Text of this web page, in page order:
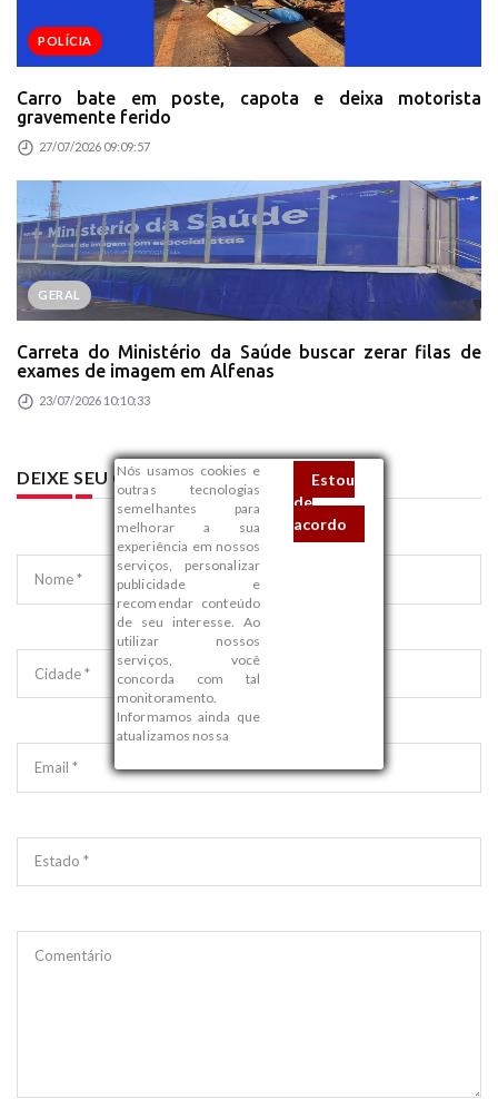
POLÍCIA
Carro bate em poste, capota e deixa motorista
gravemente ferido
27/07/2026 09:09:57
GERAL
Carreta do Ministério da Saúde buscar zerar filas de
exames de imagem em Alfenas
23/07/2026 10:10:33
DEIXE SEU COMENTÁRIO
Nome *
Cidade *
Email *
Estado *
Comentário
Nós usamos cookies e
outras tecnologias
semelhantes para
melhorar a sua
experiência em nossos
serviços, personalizar
publicidade e
recomendar conteúdo
de seu interesse. Ao
utilizar nossos
serviços, você
concorda com tal
monitoramento.
Informamos ainda que
atualizamos nossa
Estou
de
acordo